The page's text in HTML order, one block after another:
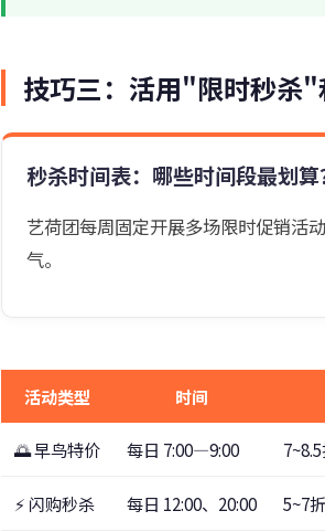
技巧三：活用"限时秒杀
秒杀时间表：哪些时间段最划算
艺荷团每周固定开展多场限时促销活
气。
活动类型 时间
🌅 早鸟特价 每日 7:00—9:00
⚡ 闪购秒杀 每日 12:00、20:00 5~7